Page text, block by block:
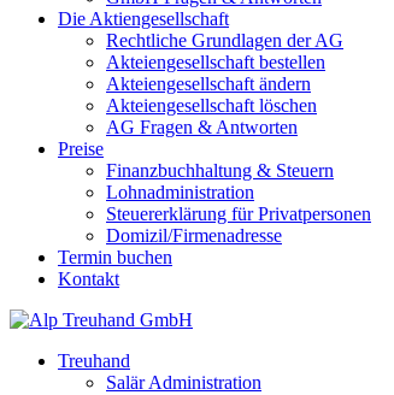
Die Aktiengesellschaft
Rechtliche Grundlagen der AG
Akteiengesellschaft bestellen
Akteiengesellschaft ändern
Akteiengesellschaft löschen
AG Fragen & Antworten
Preise
Finanzbuchhaltung & Steuern
Lohnadministration
Steuererklärung für Privatpersonen
Domizil/Firmenadresse
Termin buchen
Kontakt
Treuhand
Salär Administration